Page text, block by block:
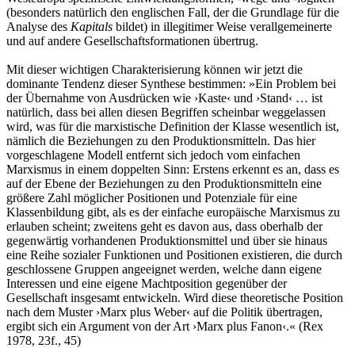
(besonders natürlich den englischen Fall, der die Grundlage für die
Analyse des Kapitals bildet) in illegitimer Weise verallgemeinerte
und auf andere Gesellschaftsformationen übertrug.
Mit dieser wichtigen Charakterisierung können wir jetzt die
dominante Tendenz dieser Synthese bestimmen: »Ein Problem bei
der Übernahme von Ausdrücken wie ›Kaste‹ und ›Stand‹ … ist
natürlich, dass bei allen diesen Begriffen scheinbar weggelassen
wird, was für die marxistische Definition der Klasse wesentlich ist,
nämlich die Beziehungen zu den Produktionsmitteln. Das hier
vorgeschlagene Modell entfernt sich jedoch vom einfachen
Marxismus in einem doppelten Sinn: Erstens erkennt es an, dass es
auf der Ebene der Beziehungen zu den Produktionsmitteln eine
größere Zahl möglicher Positionen und Potenziale für eine
Klassenbildung gibt, als es der einfache europäische Marxismus zu
erlauben scheint; zweitens geht es davon aus, dass oberhalb der
gegenwärtig vorhandenen Produktionsmittel und über sie hinaus
eine Reihe sozialer Funktionen und Positionen existieren, die durch
geschlossene Gruppen angeeignet werden, welche dann eigene
Interessen und eine eigene Machtposition gegenüber der
Gesellschaft insgesamt entwickeln. Wird diese theoretische Position
nach dem Muster ›Marx plus Weber‹ auf die Politik übertragen,
ergibt sich ein Argument von der Art ›Marx plus Fanon‹.« (Rex
1978, 23f., 45)